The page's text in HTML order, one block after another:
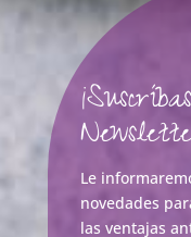
Le
novedades
las ventajas